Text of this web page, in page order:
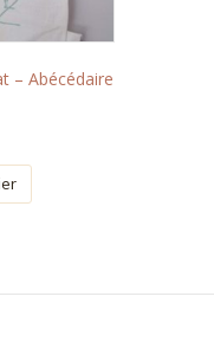
– Abécédaire